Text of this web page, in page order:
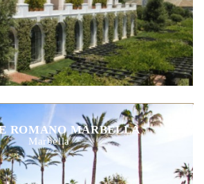
ROMANO MARBELLA
Marbella